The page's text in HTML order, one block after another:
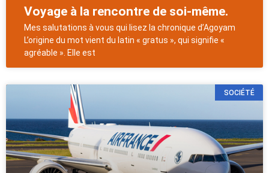
Voyage à la rencontre de soi-même.
Mes salutations à vous qui lisez la chronique d’Agoyam
L’origine du mot vient du latin « gratus », qui signifie «
agréable ». Elle est
SOCIÉTÉ